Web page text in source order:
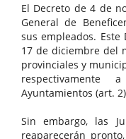
El Decreto de 4 de
General de
sus empleados.
17 de diciembre del
provinciales y
Ayuntamientos (art.
Sin embargo, las
reaparecerán